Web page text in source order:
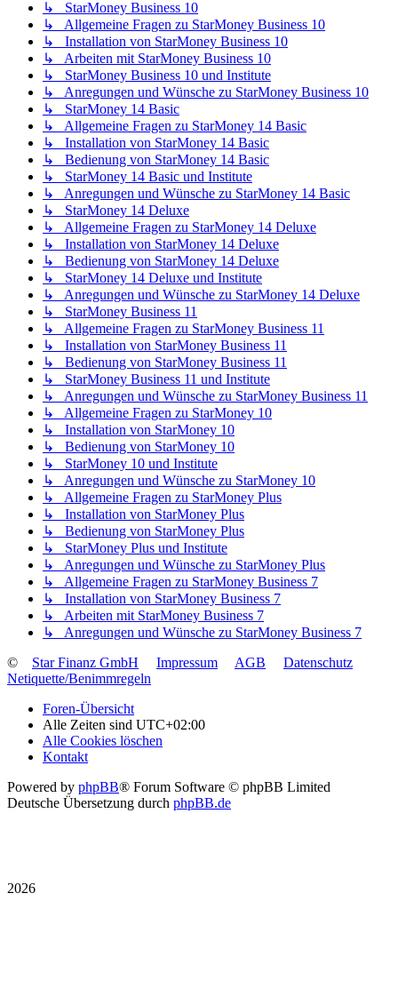
↳ StarMoney Business 10
↳ Allgemeine Fragen zu StarMoney Business 10
↳ Installation von StarMoney Business 10
↳ Arbeiten mit StarMoney Business 10
↳ StarMoney Business 10 und Institute
↳ Anregungen und Wünsche zu StarMoney Business 10
↳ StarMoney 14 Basic
↳ Allgemeine Fragen zu StarMoney 14 Basic
↳ Installation von StarMoney 14 Basic
↳ Bedienung von StarMoney 14 Basic
↳ StarMoney 14 Basic und Institute
↳ Anregungen und Wünsche zu StarMoney 14 Basic
↳ StarMoney 14 Deluxe
↳ Allgemeine Fragen zu StarMoney 14 Deluxe
↳ Installation von StarMoney 14 Deluxe
↳ Bedienung von StarMoney 14 Deluxe
↳ StarMoney 14 Deluxe und Institute
↳ Anregungen und Wünsche zu StarMoney 14 Deluxe
↳ StarMoney Business 11
↳ Allgemeine Fragen zu StarMoney Business 11
↳ Installation von StarMoney Business 11
↳ Bedienung von StarMoney Business 11
↳ StarMoney Business 11 und Institute
↳ Anregungen und Wünsche zu StarMoney Business 11
↳ Allgemeine Fragen zu StarMoney 10
↳ Installation von StarMoney 10
↳ Bedienung von StarMoney 10
↳ StarMoney 10 und Institute
↳ Anregungen und Wünsche zu StarMoney 10
↳ Allgemeine Fragen zu StarMoney Plus
↳ Installation von StarMoney Plus
↳ Bedienung von StarMoney Plus
↳ StarMoney Plus und Institute
↳ Anregungen und Wünsche zu StarMoney Plus
↳ Allgemeine Fragen zu StarMoney Business 7
↳ Installation von StarMoney Business 7
↳ Arbeiten mit StarMoney Business 7
↳ Anregungen und Wünsche zu StarMoney Business 7
©
Star Finanz GmbH Impressum AGB
Datenschutz
Netiquette/Benimmregeln
Foren-Übersicht
Alle Zeiten sind UTC+02:00
Alle Cookies löschen
Kontakt
Powered by phpBB® Forum Software © phpBB Limited
Deutsche Übersetzung durch phpBB.de
2026